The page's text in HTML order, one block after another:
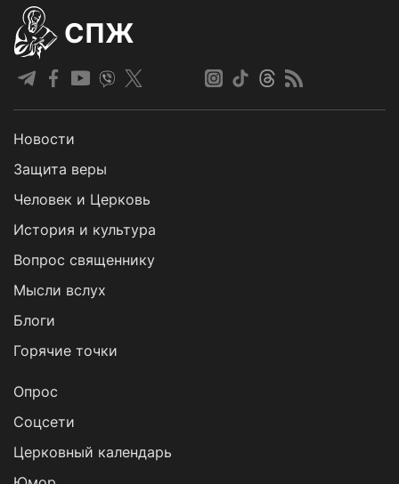
СПЖ
Новости
Защита веры
Человек и Церковь
История и культура
Вопрос священнику
Мысли вслух
Блоги
Горячие точки
Опрос
Cоцсети
Церковный календарь